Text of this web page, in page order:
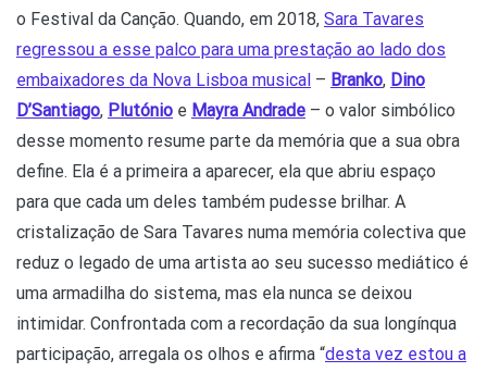
o Festival da Canção. Quando, em 2018, Sara Tavares
regressou a esse palco para uma prestação ao lado dos
embaixadores da Nova Lisboa musical – Branko, Dino
D’Santiago, Plutónio e Mayra Andrade – o valor simbólico
desse momento resume parte da memória que a sua obra
define. Ela é a primeira a aparecer, ela que abriu espaço
para que cada um deles também pudesse brilhar. A
cristalização de Sara Tavares numa memória colectiva que
reduz o legado de uma artista ao seu sucesso mediático é
uma armadilha do sistema, mas ela nunca se deixou
intimidar. Confrontada com a recordação da sua longínqua
participação, arregala os olhos e afirma “desta vez estou a